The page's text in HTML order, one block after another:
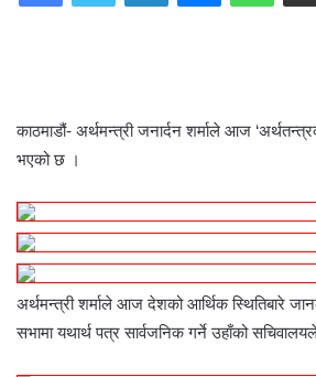
काठमाडौं- अर्थमन्त्री जनार्दन शर्माले आज
भएको छ ।
अर्थमन्त्री शर्माले आज देशको आर्थिक स्थितिबारे
सभामा यथार्थ पत्र सार्वजनिक गर्ने उहाँको